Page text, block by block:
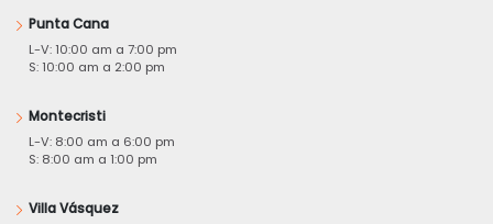
Punta Cana
L-V: 10:00 am a 7:00 pm
S: 10:00 am a 2:00 pm
Montecristi
L-V: 8:00 am a 6:00 pm
S: 8:00 am a 1:00 pm
Villa Vásquez